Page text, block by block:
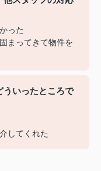
った
まってきて物件を
いったところで
してくれた